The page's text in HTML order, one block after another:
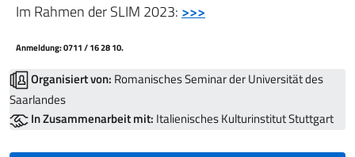
Im Rahmen der SLIM 2023: >>>
Anmeldung: 0711 / 16 28 10.
Organisiert von: Romanisches Seminar der Universität des
Saarlandes
In Zusammenarbeit mit: Italienisches Kulturinstitut Stuttgart